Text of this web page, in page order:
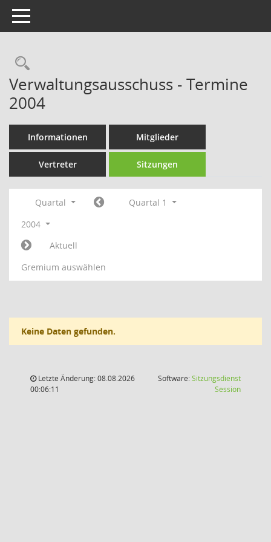
Toggle navigation
Rechercheauswahl
Verwaltungsausschuss - Termine
2004
Informationen Mitglieder
Vertreter Sitzungen
Quartal
Quartal 1
2004
Aktuell
Gremium auswählen
Keine Daten gefunden.
Letzte Änderung: 08.08.2026
00:06:11
Software:Sitzungsdienst
Session(Wird in